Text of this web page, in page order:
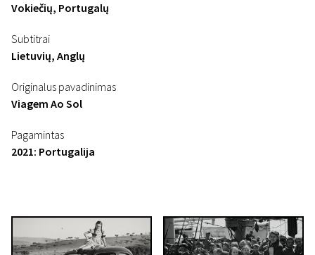
Vokiečių, Portugalų
Subtitrai
Lietuvių, Anglų
Originalus pavadinimas
Viagem Ao Sol
Pagamintas
2021: Portugalija